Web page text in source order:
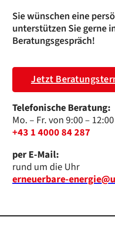
Sie wünschen eine
unterstützen Sie gerne
Beratungsgespräch!
Jetzt
Telefonische Beratung:
Mo. – Fr. von 9:00 –
+43 1 4000 84 287
per E-Mail:
rund um die Uhr
erneuerbare-